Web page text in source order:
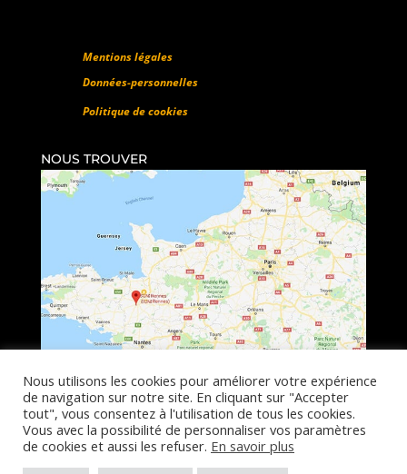
Mentions légales
Données-personnelles
Politique de cookies
NOUS TROUVER
©Tous droits réservés SUNI 2018-2026
Nous utilisons les cookies pour améliorer votre expérience
de navigation sur notre site. En cliquant sur "Accepter
tout", vous consentez à l'utilisation de tous les cookies.
Vous avec la possibilité de personnaliser vos paramètres
de cookies et aussi les refuser. En savoir plus